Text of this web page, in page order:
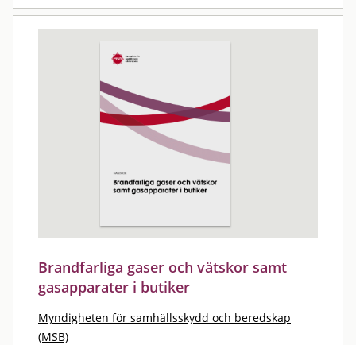
Brandfarliga gaser och vätskor samt
gasapparater i butiker
Myndigheten för samhällsskydd och beredskap
(MSB)